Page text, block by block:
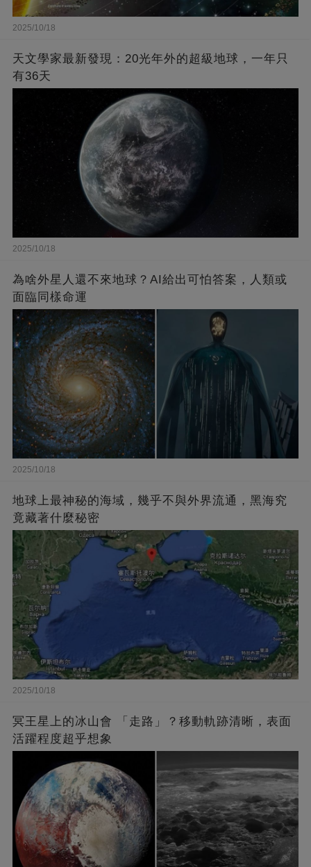
2025/10/18
天文學家最新發現：20光年外的超級地球，一年只
有36天
2025/10/18
為啥外星人還不來地球？AI給出可怕答案，人類或
面臨同樣命運
2025/10/18
地球上最神秘的海域，幾乎不與外界流通，黑海究
竟藏著什麼秘密
2025/10/18
冥王星上的冰山會 「走路」？移動軌跡清晰，表面
活躍程度超乎想象